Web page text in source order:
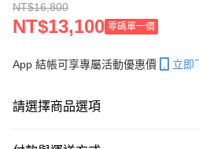
NT$16,800
NT$13,100 零碼單一價
App 結帳可享專屬活動優惠價 立即
請選擇商品選項